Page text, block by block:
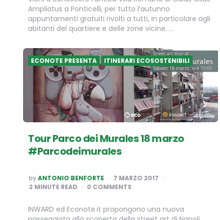
Ampliatus a Ponticelli, per tutto l’autunno
appuntamenti gratuiti rivolti a tutti, in particolare agli
abitanti del quartiere e delle zone vicine. …
ECONOTE PRESENTA ITINERARI ECOSOSTENIBILI
Tour Parco dei Murales 18 marzo
#Parcodeimurales
POSTED
BY
byANTONIO BENFORTE
7 MARZO 2017
2 MINUTE READ 0 COMMENTS
INWARD ed Econote.it propongono una nuova